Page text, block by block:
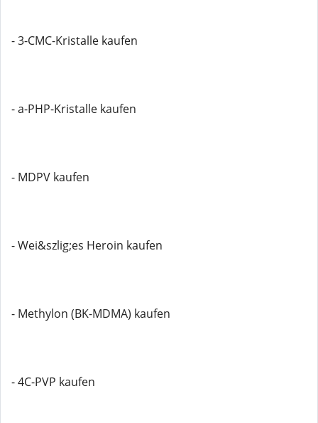
- 3-CMC-Kristalle kaufen
- a-PHP-Kristalle kaufen
- MDPV kaufen
- Wei&szlig;es Heroin kaufen
- Methylon (BK-MDMA) kaufen
- 4C-PVP kaufen